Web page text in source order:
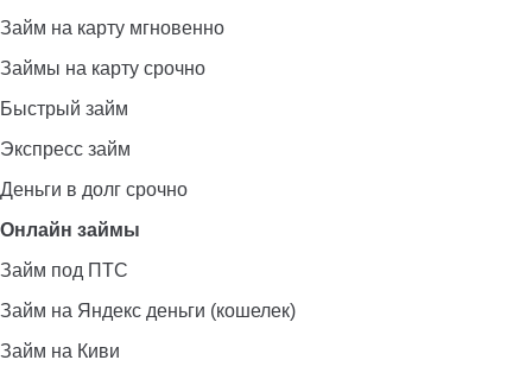
Займ на карту мгновенно
Займы на карту срочно
Быстрый займ
Экспресс займ
Деньги в долг срочно
Онлайн займы
Займ под ПТС
Займ на Яндекс деньги (кошелек)
Займ на Киви